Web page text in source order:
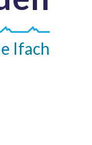
Ifach